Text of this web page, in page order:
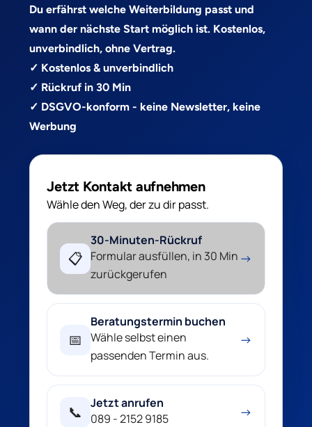
Du erfährst welche Weiterbildung passt und
wann der nächste Start möglich ist. Kostenlos,
unverbindlich, ohne Vertrag.
✓ Kostenlos & unverbindlich
✓ Rückruf in 30 Min
✓ DSGVO-konform - keine Newsletter, keine
Werbung
Jetzt Kontakt aufnehmen
Wähle den Weg, der zu dir passt.
📋
30-Minuten-Rückruf
Formular ausfüllen, in 30 Min
zurückgerufen
→
📅
Beratungstermin buchen
Wähle selbst einen
passenden Termin aus.
→
📞
Jetzt anrufen
089 - 2152 9185
→